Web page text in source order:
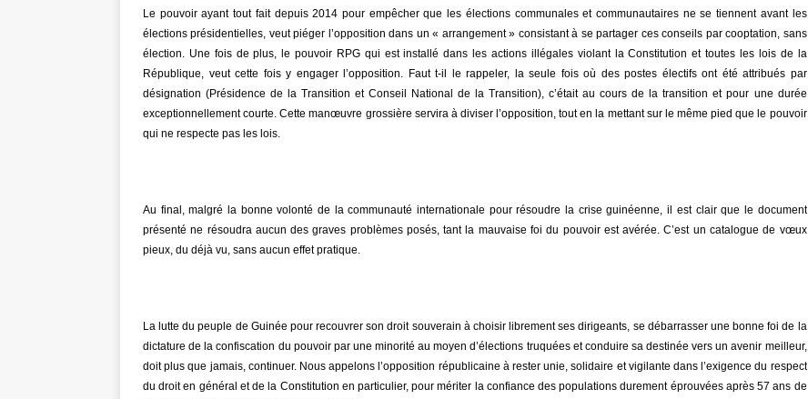
Le pouvoir ayant tout fait depuis 2014 pour empêcher que les élections communales et communautaires ne se tiennent avant les
élections présidentielles, veut piéger l’opposition dans un « arrangement » consistant à se partager ces conseils par cooptation, sans
élection. Une fois de plus, le pouvoir RPG qui est installé dans les actions illégales violant la Constitution et toutes les lois de la
République, veut cette fois y engager l’opposition. Faut t-il le rappeler, la seule fois où des postes électifs ont été attribués par
désignation (Présidence de la Transition et Conseil National de la Transition), c’était au cours de la transition et pour une durée
exceptionnellement courte. Cette manœuvre grossière servira à diviser l’opposition, tout en la mettant sur le même pied que le pouvoir
qui ne respecte pas les lois.
Au final, malgré la bonne volonté de la communauté internationale pour résoudre la crise guinéenne, il est clair que le document
présenté ne résoudra aucun des graves problèmes posés, tant la mauvaise foi du pouvoir est avérée. C’est un catalogue de vœux
pieux, du déjà vu, sans aucun effet pratique.
La lutte du peuple de Guinée pour recouvrer son droit souverain à choisir librement ses dirigeants, se débarrasser une bonne foi de la
dictature de la confiscation du pouvoir par une minorité au moyen d’élections truquées et conduire sa destinée vers un avenir meilleur,
doit plus que jamais, continuer. Nous appelons l’opposition républicaine à rester unie, solidaire et vigilante dans l’exigence du respect
du droit en général et de la Constitution en particulier, pour mériter la confiance des populations durement éprouvées après 57 ans de